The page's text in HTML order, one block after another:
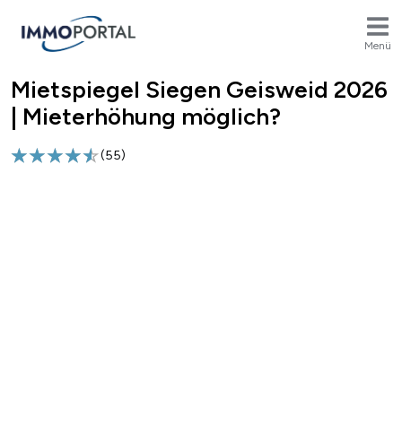
Menü
Breadcrumb
Mietspiegel Siegen Geisweid 2026
| Mieterhöhung möglich?
(55)